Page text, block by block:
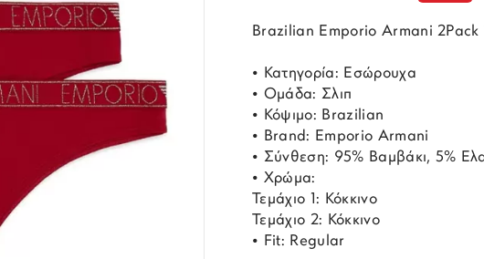
Brazilian Emporio Armani
• Κατηγορία: Εσώρουχα
• Ομάδα: Σλιπ
• Κόψιμο: Brazilian
• Brand: Emporio Armani
• Σύνθεση: 95% Βαμβάκι, 5%
• Χρώμα:
Τεμάχιο 1: Κόκκινο
Τεμάχιο 2: Κόκκινο
• Fit: Regular